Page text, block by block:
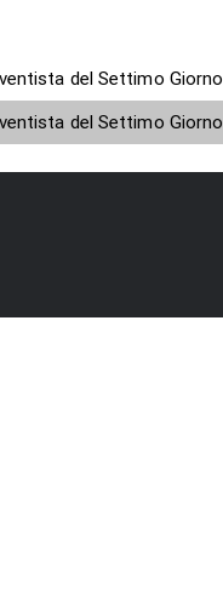
del Settimo Giorno
del Settimo Giorno